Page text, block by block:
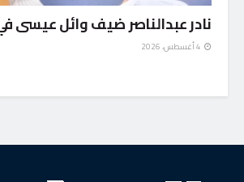
نادر عبدالناصر ضيف وائل عيسى